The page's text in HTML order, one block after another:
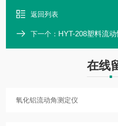
返回列表
下一个： HYT-208塑料流
在线